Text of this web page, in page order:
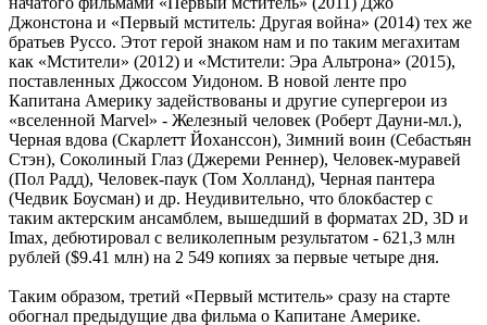
Джонстона и «Первый мститель: Другая война» (2014) тех же
братьев Руссо. Этот герой знаком нам и по таким мегахитам
как «Мстители» (2012) и «Мстители: Эра Альтрона» (2015),
поставленных Джоссом Уидоном. В новой ленте про
Капитана Америку задействованы и другие супергерои из
«вселенной Marvel» - Железный человек (Роберт Дауни-мл.),
Черная вдова (Скарлетт Йоханссон), Зимний воин (Себастьян
Стэн), Соколиный Глаз (Джереми Реннер), Человек-муравей
(Пол Радд), Человек-паук (Том Холланд), Черная пантера
(Чедвик Боусман) и др. Неудивительно, что блокбастер с
таким актерским ансамблем, вышедший в форматах 2D, 3D и
Imax, дебютировал с великолепным результатом - 621,3 млн
рублей ($9.41 млн) на 2 549 копиях за первые четыре дня.
Таким образом, третий «Первый мститель» сразу на старте
обогнал предыдущие два фильма о Капитане Америке.